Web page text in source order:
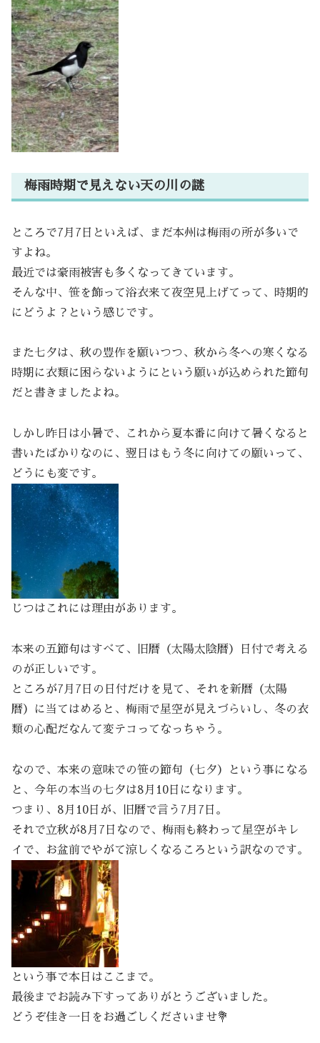
梅雨時期で見えない天の川の謎
ところで7月7日といえば、まだ本州は梅雨の所が多いで
すよね。
最近では豪雨被害も多くなってきています。
そんな中、笹を飾って浴衣来て夜空見上げてって、時期的
にどうよ？という感じです。
また七夕は、秋の豊作を願いつつ、秋から冬への寒くなる
時期に衣類に困らないようにという願いが込められた節句
だと書きましたよね。
しかし昨日は小暑で、これから夏本番に向けて暑くなると
書いたばかりなのに、翌日はもう冬に向けての願いって、
どうにも変です。
じつはこれには理由があります。
本来の五節句はすべて、旧暦（太陽太陰暦）日付で考える
のが正しいです。
ところが7月7日の日付だけを見て、それを新暦（太陽
暦）に当てはめると、梅雨で星空が見えづらいし、冬の衣
類の心配だなんて変テコってなっちゃう。
なので、本来の意味での笹の節句（七夕）という事になる
と、今年の本当の七夕は8月10日になります。
つまり、8月10日が、旧暦で言う7月7日。
それで立秋が8月7日なので、梅雨も終わって星空がキレ
イで、お盆前でやがて涼しくなるころという訳なのです。
という事で本日はここまで。
最後までお読み下すってありがとうございました。
どうぞ佳き一日をお過ごしくださいませ💐